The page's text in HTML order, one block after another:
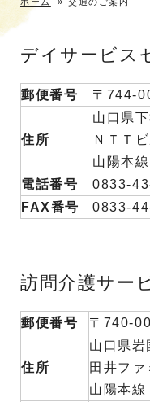
デイサービス
郵便番号 〒744-
住所
山口県
ＮＴＴ
山陽本
電話番号
0833-
FAX番号
0833-
訪問介護サー
郵便番号 〒740-
住所
山口県
田井フ
山陽本